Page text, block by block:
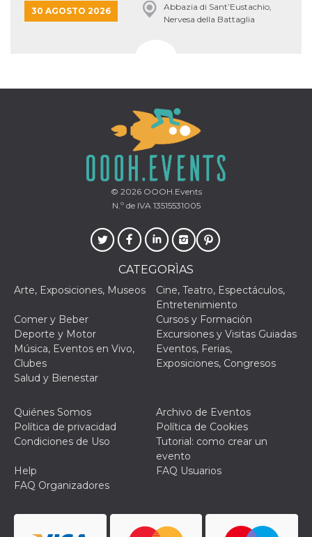
30 AGOSTO 2026
Abbazia di Sant’Eustachio,
Nervesa della Battaglia
© 2026OOOH.Events
N.º de IVA 13515531005
CATEGORÌAS
Arte, Exposiciones, Museos
Cine, Teatro, Espectáculos,
Entretenimiento
Comer y Beber
Cursos y Formación
Deporte y Motor
Excursiones y Visitas Guiadas
Música, Eventos en Vivo,
Clubes
Eventos, Ferias,
Exposiciones, Congresos
Salud y Bienestar
Quiénes Somos
Archivo de Eventos
Política de privacidad
Política de Cookies
Condiciones de Uso
Tutorial: como crear un
evento
Help
FAQ Usuarios
FAQ Organizadores